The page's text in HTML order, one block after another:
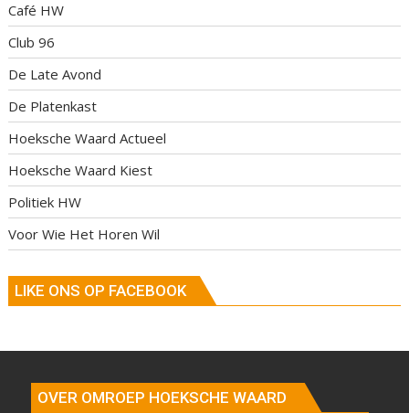
Café HW
Club 96
De Late Avond
De Platenkast
Hoeksche Waard Actueel
Hoeksche Waard Kiest
Politiek HW
Voor Wie Het Horen Wil
LIKE ONS OP FACEBOOK
OVER OMROEP HOEKSCHE WAARD